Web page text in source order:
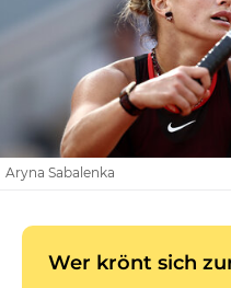
Aryna Sabalenka